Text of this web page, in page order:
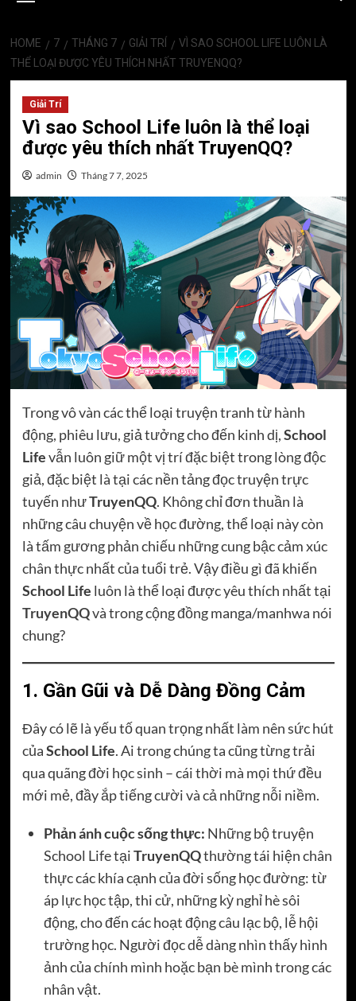
HOME 7 THÁNG 7 GIẢI TRÍ
VÌ SAO SCHOOL LIFE LUÔN LÀ
THỂ LOẠI ĐƯỢC YÊU THÍCH NHẤT TRUYENQQ?
Giải Trí
Vì sao School Life luôn là thể loại
được yêu thích nhất TruyenQQ?
admin Tháng 7 7, 2025
Trong vô vàn các thể loại truyện tranh từ hành
động, phiêu lưu, giả tưởng cho đến kinh dị,School
Lifevẫn luôn giữ một vị trí đặc biệt trong lòng độc
giả, đặc biệt là tại các nền tảng đọc truyện trực
tuyến nhưTruyenQQ. Không chỉ đơn thuần là
những câu chuyện về học đường, thể loại này còn
là tấm gương phản chiếu những cung bậc cảm xúc
chân thực nhất của tuổi trẻ. Vậy điều gì đã khiến
School Life luôn là thể loại được yêu thích nhất tại
TruyenQQvà trong cộng đồng manga/manhwa nói
chung?
1. Gần Gũi và Dễ Dàng Đồng Cảm
Đây có lẽ là yếu tố quan trọng nhất làm nên sức hút
củaSchool Life. Ai trong chúng ta cũng từng trải
qua quãng đời học sinh – cái thời mà mọi thứ đều
mới mẻ, đầy ắp tiếng cười và cả những nỗi niềm.
Phản ánh cuộc sống thực: Những bộ truyện
School Life tạiTruyenQQthường tái hiện chân
thực các khía cạnh của đời sống học đường: từ
áp lực học tập, thi cử, những kỳ nghỉ hè sôi
động, cho đến các hoạt động câu lạc bộ, lễ hội
trường học. Người đọc dễ dàng nhìn thấy hình
ảnh của chính mình hoặc bạn bè mình trong các
nhân vật.